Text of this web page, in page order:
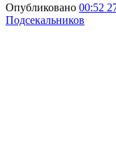
Опубликовано 00:52
Подсекальников